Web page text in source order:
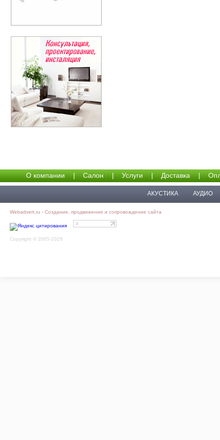
О компании | Салон | Услуги | Доставка |
АКУСТИКА АУДИО
Webadvert.ru - Создание, продвижение и сопровождение сайта
Copyright © 2005-2026